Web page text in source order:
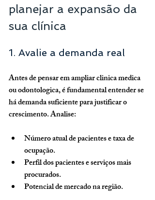
planejar a expansão da
sua clínica
1. Avalie a demanda real
Antes de pensar em ampliar clinica medica
ou odontologica, é fundamental entender se
há demanda suficiente para justificar o
crescimento. Analise:
Número atual de pacientes e taxa de
ocupação.
Perfil dos pacientes e serviços mais
procurados.
Potencial de mercado na região.